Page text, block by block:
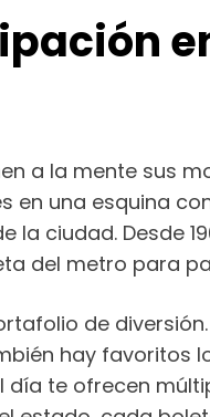
a la mente sus
una esquina
ciudad. Desde
del metro para
de
hay
te ofrecen